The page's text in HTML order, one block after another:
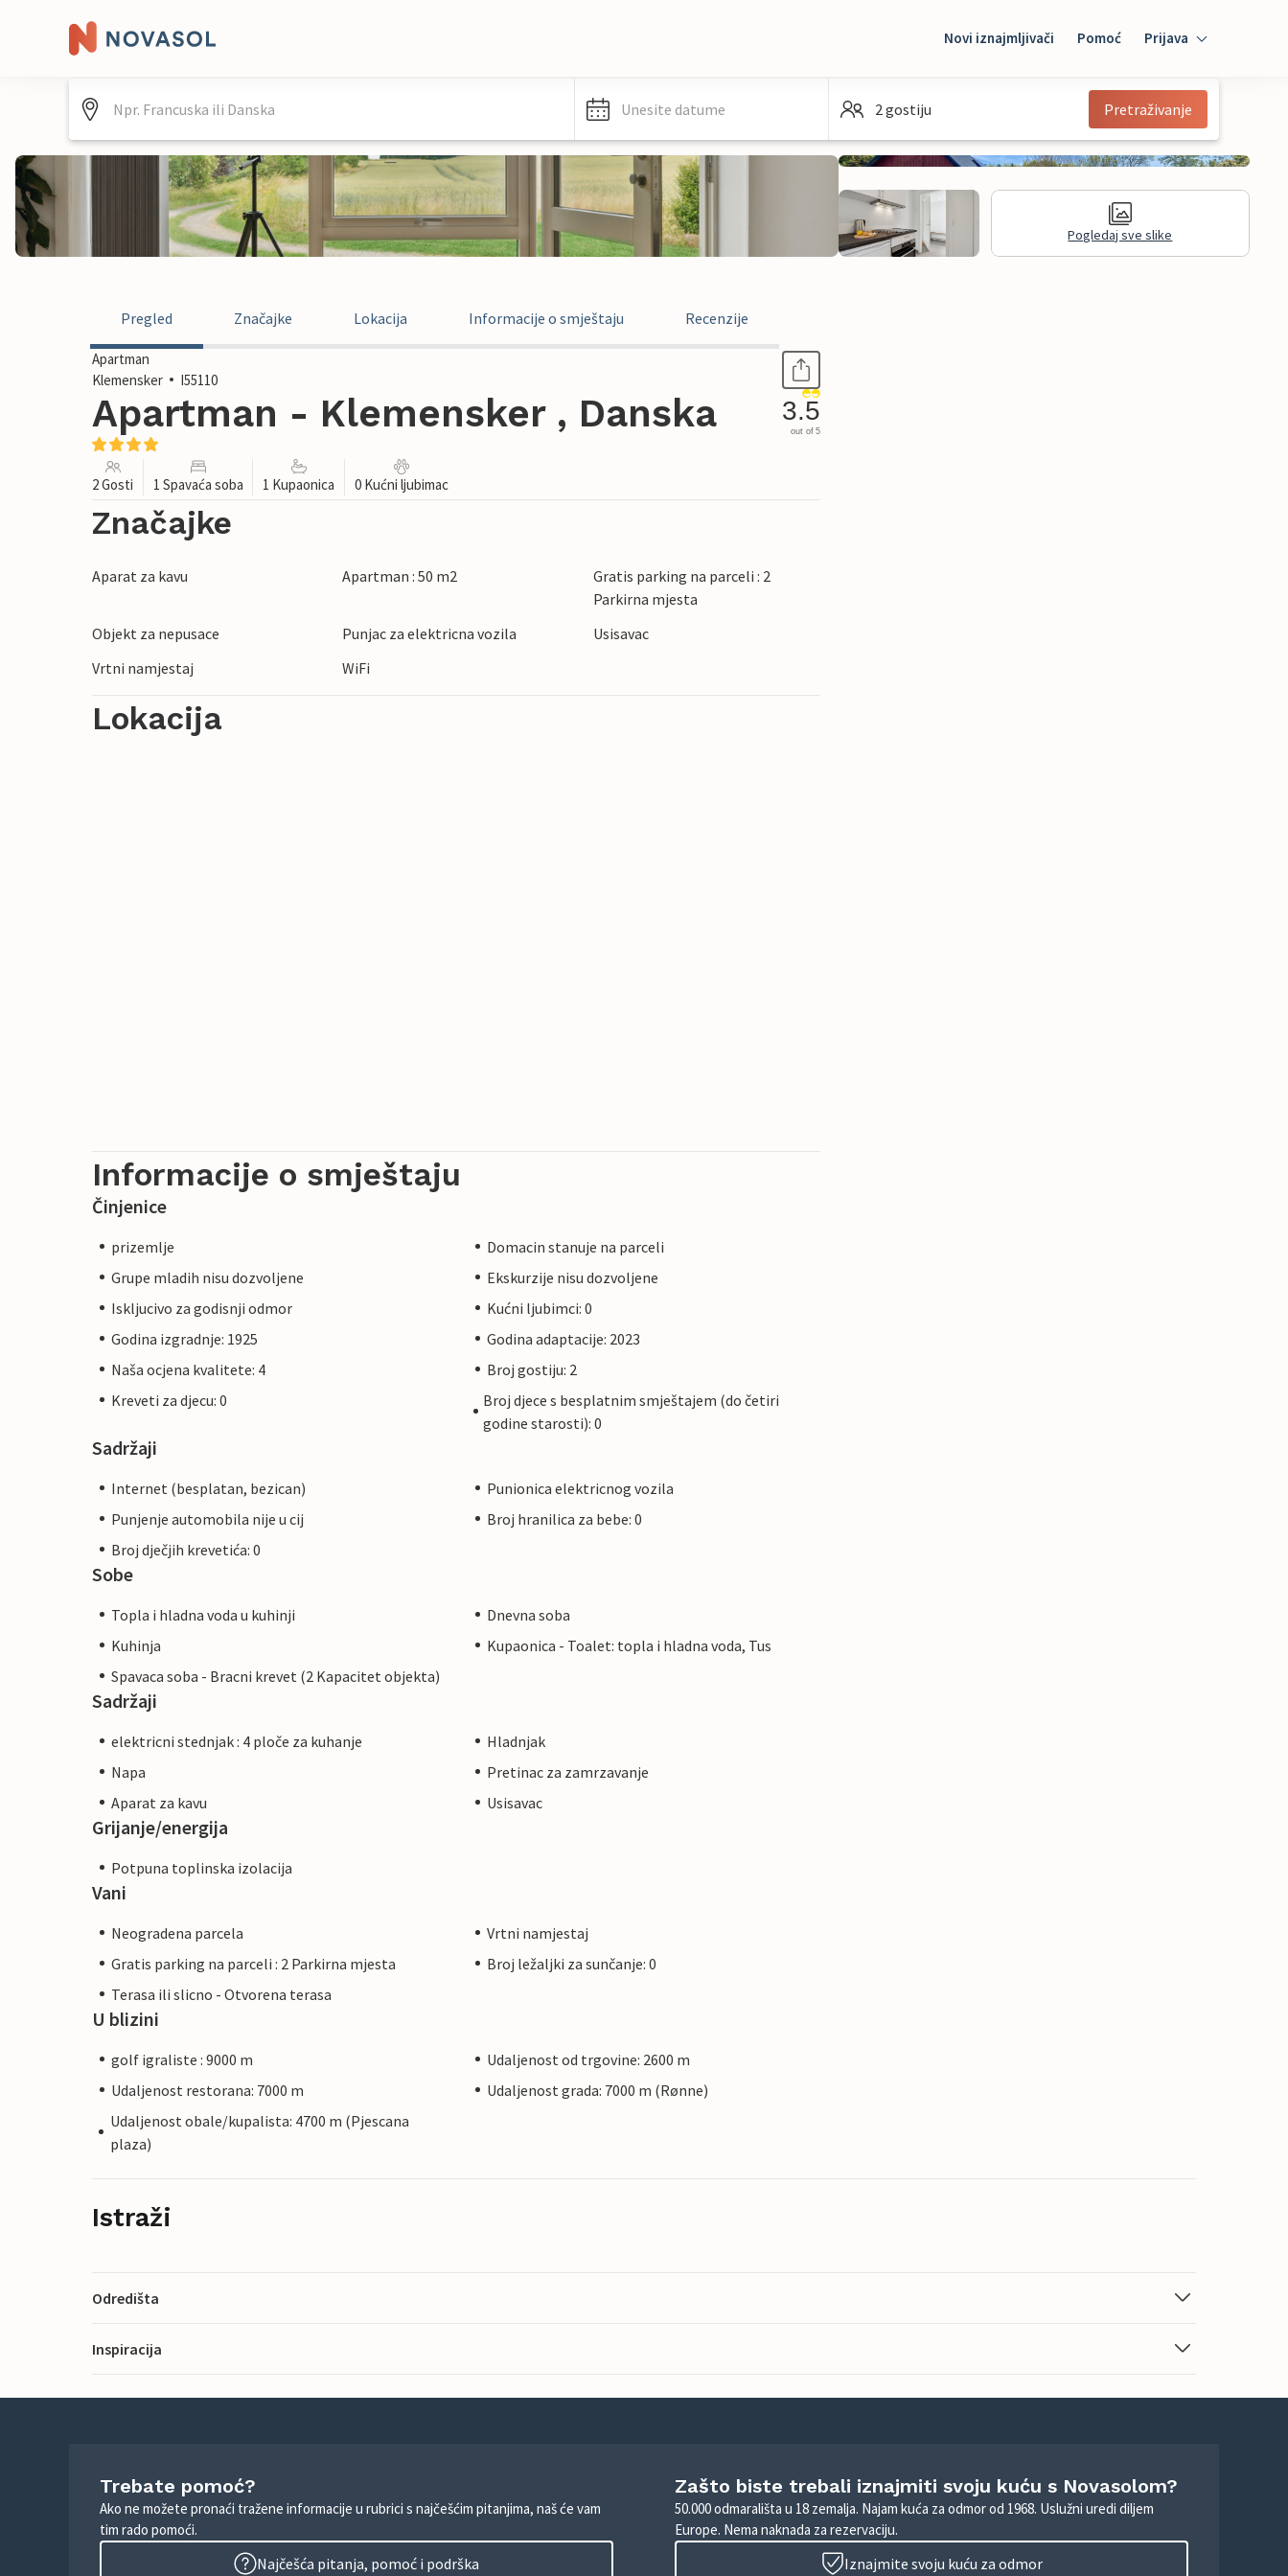
Novi iznajmljivači Pomoć Prijava
Mybooking
Unesite datume 2 gostiju Pretraživanje
Pogledaj sve slike
Pregled Značajke Lokacija Informacije o smještaju Recenzije
Apartman
Klemensker
I55110
Apartman - Klemensker , Danska 3.5
out of 5
2 Gosti 1 Spavaća soba 1 Kupaonica 0 Kućni ljubimac
Značajke
Aparat za kavu Apartman : 50 m2
Gratis parking na parceli : 2
Parkirna mjesta
Objekt za nepusace
Punjac za elektricna vozila
Usisavac
Vrtni namjestaj
WiFi
Lokacija
Informacije o smještaju
Činjenice
prizemlje
Domacin stanuje na parceli
Grupe mladih nisu dozvoljene
Ekskurzije nisu dozvoljene
Iskljucivo za godisnji odmor
Kućni ljubimci: 0
Godina izgradnje: 1925
Godina adaptacije: 2023
Naša ocjena kvalitete: 4
Broj gostiju: 2
Kreveti za djecu: 0
Broj djece s besplatnim smještajem (do četiri
godine starosti): 0
Sadržaji
Internet (besplatan, bezican)
Punionica elektricnog vozila
Punjenje automobila nije u cij
Broj hranilica za bebe: 0
Broj dječjih krevetića: 0
Sobe
Topla i hladna voda u kuhinji
Dnevna soba
Kuhinja
Kupaonica - Toalet: topla i hladna voda, Tus
Spavaca soba - Bracni krevet (2 Kapacitet objekta)
Sadržaji
elektricni stednjak : 4 ploče za kuhanje
Hladnjak
Napa
Pretinac za zamrzavanje
Aparat za kavu
Usisavac
Grijanje/energija
Potpuna toplinska izolacija
Vani
Neogradena parcela
Vrtni namjestaj
Gratis parking na parceli : 2 Parkirna mjesta
Broj ležaljki za sunčanje: 0
Terasa ili slicno - Otvorena terasa
U blizini
golf igraliste : 9000 m
Udaljenost od trgovine: 2600 m
Udaljenost restorana: 7000 m
Udaljenost grada: 7000 m (Rønne)
Udaljenost obale/kupalista: 4700 m (Pjescana
plaza)
Istraži
Odredišta
Inspiracija
Trebate pomoć?
Ako ne možete pronaći tražene informacije u rubrici s najčešćim pitanjima, naš će vam
tim rado pomoći.
Najčešća pitanja, pomoć i podrška
Zašto biste trebali iznajmiti svoju kuću s Novasolom?
50.000 odmarališta u 18 zemalja. Najam kuća za odmor od 1968. Uslužni uredi diljem
Europe. Nema naknada za rezervaciju.
Iznajmite svoju kuću za odmor